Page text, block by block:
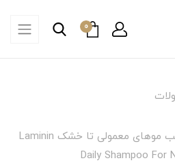
0
شامپو روزانه لامینین مناسب موهای معمولی تا خشک Laminin
Daily Shampoo For